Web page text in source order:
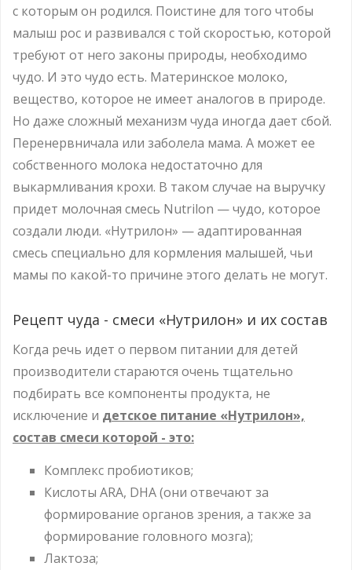
с которым он родился. Поистине для того чтобы
малыш рос и развивался с той скоростью, которой
требуют от него законы природы, необходимо
чудо. И это чудо есть. Материнское молоко,
вещество, которое не имеет аналогов в природе.
Но даже сложный механизм чуда иногда дает сбой.
Перенервничала или заболела мама. А может ее
собственного молока недостаточно для
выкармливания крохи. В таком случае на выручку
придет молочная смесь Nutrilon — чудо, которое
создали люди. «Нутрилон» — адаптированная
смесь специально для кормления малышей, чьи
мамы по какой-то причине этого делать не могут.
Рецепт чуда - смеси «Нутрилон» и их состав
Когда речь идет о первом питании для детей
производители стараются очень тщательно
подбирать все компоненты продукта, не
исключение и детское питание «Нутрилон»,
состав смеси которой - это:
Комплекс пробиотиков;
Кислоты ARA, DHA (они отвечают за
формирование органов зрения, а также за
формирование головного мозга);
Лактоза;